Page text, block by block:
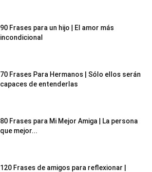
90 Frases para un hijo | El amor más
incondicional
70 Frases Para Hermanos | Sólo ellos serán
capaces de entenderlas
80 Frases para Mi Mejor Amiga | La persona
que mejor...
120 Frases de amigos para reflexionar |